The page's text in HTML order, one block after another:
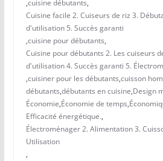
,cuisine débutants,
Cuisine facile 2. Cuiseurs de riz 3.
d'utilisation 5. Succès garanti
,cuisine pour débutants,
Cuisine pour débutants 2. Les cuiseurs
d'utilisation 4. Succès garanti 5.
,cuisiner pour les débutants,cuisson
débutants,débutants en cuisine,Design
Économie,Économie de temps,
Efficacité énergétique.,
Électroménager 2. Alimentation 3.
Utilisation
,